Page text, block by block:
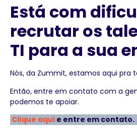
Está com
recrutar os
TI para a sua
Nós, da Zummit, estamos aqui pra
Então, entre em contato com a
podemos te apoiar.
Clique aqui e entre em contato.